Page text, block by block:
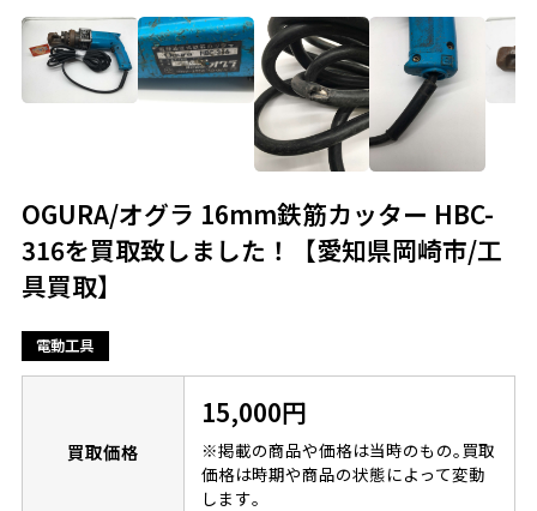
OGURA/オグラ 16mm鉄筋カッター HBC-
316を買取致しました！【愛知県岡崎市/工
具買取】
電動工具
買取価格
15,000円
※掲載の商品や価格は当時のもの｡買取
価格は時期や商品の状態によって変動
します｡